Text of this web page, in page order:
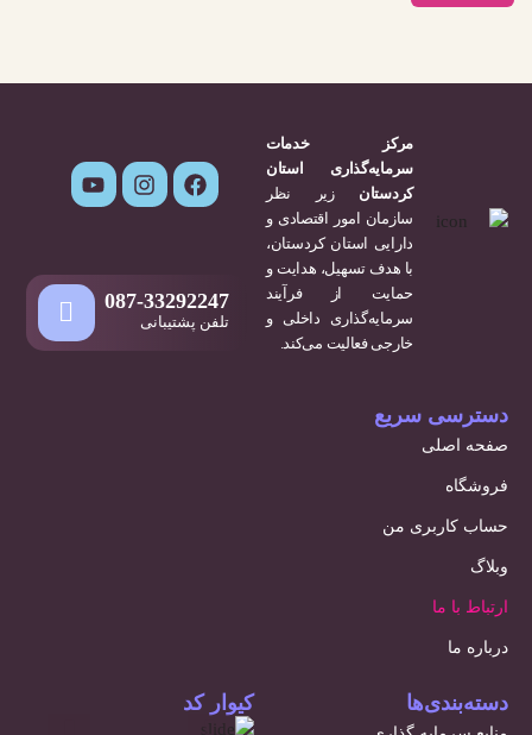
مرکز خدمات
سرمایه‌گذاری استان
کردستانزیر نظر
سازمان امور اقتصادی و
دارایی استان کردستان،
با هدف تسهیل، هدایت و
حمایت از فرآیند
سرمایه‌گذاری داخلی و
خارجی فعالیت می‌کند.
087-33292247
تلفن پشتیبانی
دسترسی سریع
صفحه اصلی
فروشگاه
حساب کاربری من
وبلاگ
ارتباط با ما
درباره ما
دسته‌بندی‌ها کیوار کد